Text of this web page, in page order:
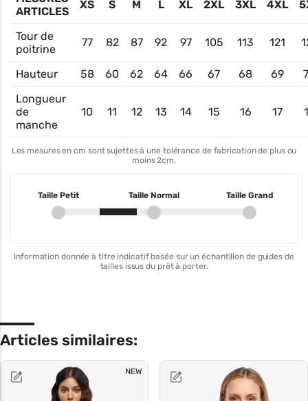
ARTICLES
XS S M L XL 2XL 3XL 4XL
Tour de
poitrine
77 82 87 92 97 105 113 121
Hauteur 58 60 62 64 66 67 68 69
Longueur
de
manche
10 11 12 13 14 15 16 17
Les mesures en cm sont sujettes à une tolérance de fabrication de plus ou
moins 2cm.
Taille Petit Taille Normal Taille Grand
Information donnée à titre indicatif basée sur un échantillon de guides de
tailles issus du prêt à porter.
Articles similaires:
NEW